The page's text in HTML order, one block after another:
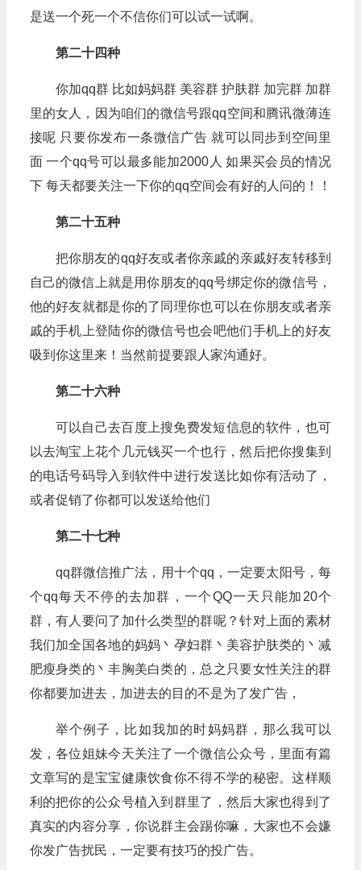
是送一个死一个不信你们可以试一试啊。
第二十四种
你加qq群 比如妈妈群 美容群 护肤群 加完群 加群
里的女人，因为咱们的微信号跟qq空间和腾讯微薄连
接呢 只要你发布一条微信广告 就可以同步到空间里
面 一个qq号可以最多能加2000人 如果买会员的情况
下 每天都要关注一下你的qq空间会有好的人问的！！
第二十五种
把你朋友的qq好友或者你亲戚的亲戚好友转移到
自己的微信上就是用你朋友的qq号绑定你的微信号，
他的好友就都是你的了同理你也可以在你朋友或者亲
戚的手机上登陆你的微信号也会吧他们手机上的好友
吸到你这里来！当然前提要跟人家沟通好。
第二十六种
可以自己去百度上搜免费发短信息的软件，也可
以去淘宝上花个几元钱买一个也行，然后把你搜集到
的电话号码导入到软件中进行发送比如你有活动了，
或者促销了你都可以发送给他们
第二十七种
qq群微信推广法，用十个qq，一定要太阳号，每
个qq每天不停的去加群，一个QQ一天只能加20个
群，有人要问了加什么类型的群呢？针对上面的素材
我们加全国各地的妈妈丶孕妇群丶美容护肤类的丶减
肥瘦身类的丶丰胸美白类的，总之只要女性关注的群
你都要加进去，加进去的目的不是为了发广告，
举个例子，比如我加的时妈妈群，那么我可以
发，各位姐妹今天关注了一个微信公众号，里面有篇
文章写的是宝宝健康饮食你不得不学的秘密。这样顺
利的把你的公众号植入到群里了，然后大家也得到了
真实的内容分享，你说群主会踢你嘛，大家也不会嫌
你发广告扰民，一定要有技巧的投广告。